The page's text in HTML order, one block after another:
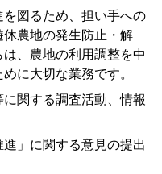
図るため、担い手への
農地の発生防止・解
、農地の利用調整を中
に大切な業務です。
関する調査活動、情報
進」に関する意見の提出